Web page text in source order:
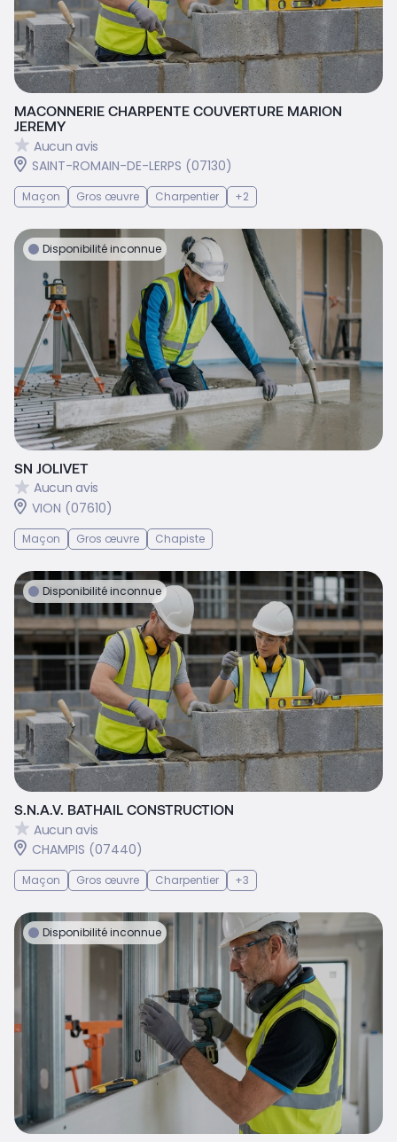
MACONNERIE CHARPENTE COUVERTURE MARION
JEREMY
Aucun avis
SAINT-ROMAIN-DE-LERPS (07130)
Maçon Gros œuvre Charpentier +2
Disponibilité inconnue
SN JOLIVET
Aucun avis
VION (07610)
Maçon Gros œuvre Chapiste
Disponibilité inconnue
S.N.A.V. BATHAIL CONSTRUCTION
Aucun avis
CHAMPIS (07440)
Maçon Gros œuvre Charpentier +3
Disponibilité inconnue